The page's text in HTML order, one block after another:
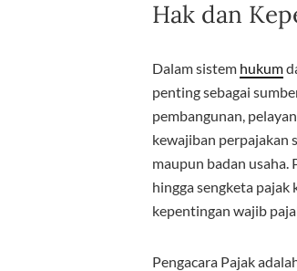
Hak dan
Dalam sistem hukum
penting sebagai
pembangunan,
kewajiban perpajakan
maupun badan usaha.
hingga sengketa pajak
kepentingan wajib
Pengacara Pajak